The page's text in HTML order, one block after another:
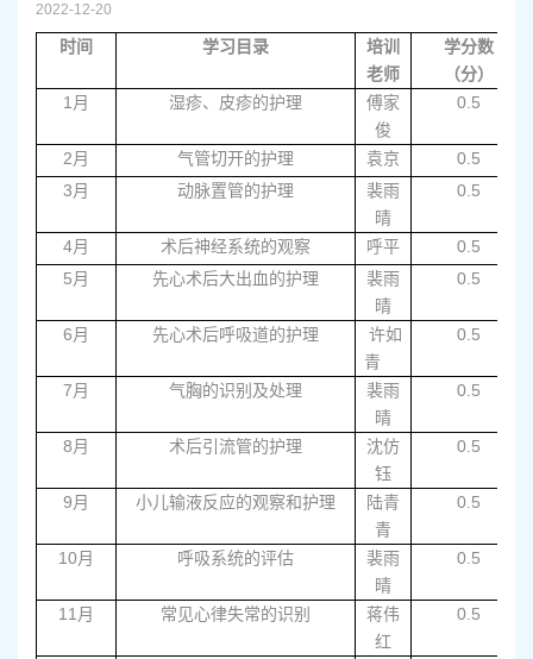
2022-12-20
时间 学习目录
培训
老师
学分数
（分）
1月 湿疹、皮疹的护理
傅家
俊
0.5
2月 气管切开的护理 袁京
0.5
3月 动脉置管的护理
裴雨
晴
0.5
4月 术后神经系统的观察 呼平
0.5
5月 先心术后大出血的护理
裴雨
晴
0.5
6月 先心术后呼吸道的护理
许如
青
0.5
7月 气胸的识别及处理
裴雨
晴
0.5
8月 术后引流管的护理
沈仿
钰
0.5
9月 小儿输液反应的观察和护理
陆青
青
0.5
10月 呼吸系统的评估
裴雨
晴
0.5
11月 常见心律失常的识别
蒋伟
红
0.5